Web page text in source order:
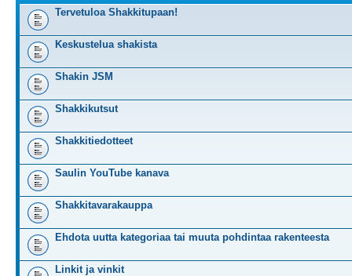
Tervetuloa Shakkitupaan!
Keskustelua shakista
Shakin JSM
Shakkikutsut
Shakkitiedotteet
Saulin YouTube kanava
Shakkitavarakauppa
Ehdota uutta kategoriaa tai muuta pohdintaa rakenteesta
Linkit ja vinkit